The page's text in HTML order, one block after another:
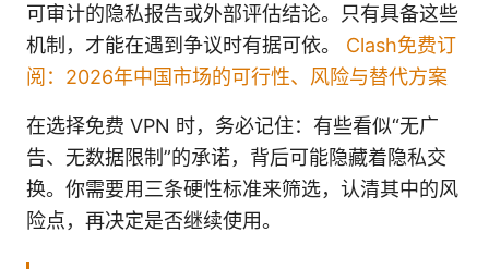
可审计的隐私报告或外部评估结论。只有具备这些
机制，才能在遇到争议时有据可依。 Clash免费订
阅：2026年中国市场的可行性、风险与替代方案
在选择免费 VPN 时，务必记住：有些看似“无广
告、无数据限制”的承诺，背后可能隐藏着隐私交
换。你需要用三条硬性标准来筛选，认清其中的风
险点，再决定是否继续使用。